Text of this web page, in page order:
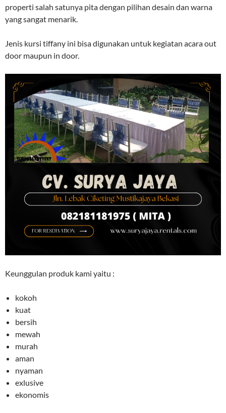
properti salah satunya pita dengan pilihan desain dan warna
yang sangat menarik.
Jenis kursi tiffany ini bisa digunakan untuk kegiatan acara out
door maupun in door.
Keunggulan produk kami yaitu :
kokoh
kuat
bersih
mewah
murah
aman
nyaman
exlusive
ekonomis